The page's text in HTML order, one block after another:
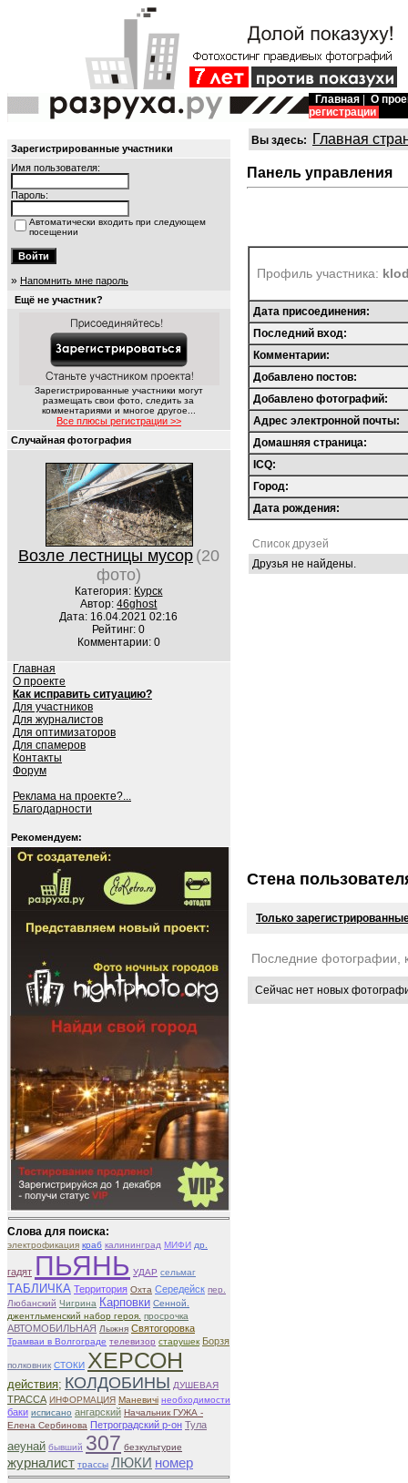
Главная
О
регистрации
Зарегистрированные участники
Имя пользователя:
Пароль:
Автоматически входить при следующем
посещении
» Напомнить мне пароль
Ещё не участник?
Зарегистрированные участники могут
размещать свои фото, следить за
комментариями и многое другое...
Все плюсы регистрации >>
Случайная фотография
Возле лестницы мусор (20
фото)
Категория: Курск
Автор:46ghost
Дата: 16.04.2021 02:16
Рейтинг: 0
Комментарии: 0
Главная
О проекте
Как исправить ситуацию?
Для участников
Для журналистов
Для оптимизаторов
Для спамеров
Контакты
Форум
Реклама на проекте?...
Благодарности
Рекомендуем:
Слова для поиска:
электрофикация краб калининград МИФИ др.
гадят ПЬЯНЬ УДАР сельмаг
ТАБЛИЧКА Территория Охта Середейск пер.
Любанский Чигрина Карповки Сенной.
джентльменский набор героя. просрочка
АВТОМОБИЛЬНАЯ Лыжня Святогоровка
Трамваи в Волгограде телевизор старушек Борзя
полковник СТОКИ ХЕРСОН
действия; КОЛДОБИНЫ ДУШЕВАЯ
ТРАССА ИНФОРМАЦИЯ Маневичі необходимости
баки исписано ангарский Начальник ГУЖА -
Елена Сербинова Петроградский р-он Тула
aeунай бывший 307 безкультурие
журналист трассы ЛЮКИ номер
Вы здесь: Главная
Панель управления
Профиль участника:
Дата присоединения:
Последний вход:
Комментарии:
Добавлено постов:
Добавлено фотографий:
Адрес электронной почты:
Домашняя страница:
ICQ:
Город:
Дата рождения:
Список друзей
Друзья не найдены.
Стена
Только
Последние фотографии,
Сейчас нет новых